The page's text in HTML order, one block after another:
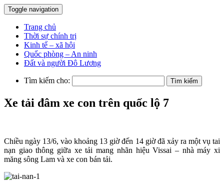
Toggle navigation
Trang chủ
Thời sự chính trị
Kinh tế – xã hội
Quốc phòng – An ninh
Đất và người Đô Lương
Tìm kiếm cho:
Xe tải đâm xe con trên quốc lộ 7
Chiều ngày 13/6, vào khoảng 13 giờ đến 14 giờ đã xảy ra một vụ tai
nạn giao thông giữa xe tải mang nhãn hiệu Vissai – nhà máy xi
măng sông Lam và xe con bán tải.